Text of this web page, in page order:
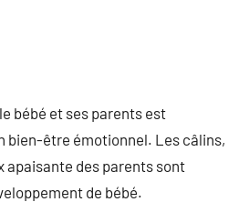
bébé et ses parents est
bien-être émotionnel. Les câlins,
apaisante des parents sont
de bébé.